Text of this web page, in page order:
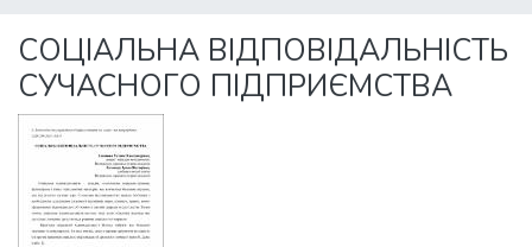
Statistics
СОЦІАЛЬНА ВІДПОВІДАЛЬНІСТЬ
СУЧАСНОГО ПІДПРИЄМСТВА